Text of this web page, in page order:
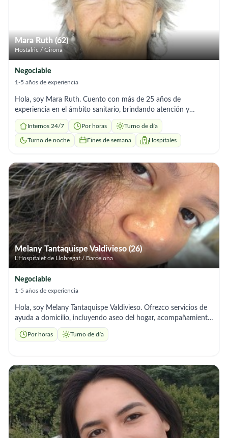
en todo momento..
Mara Ruth (62)
Hostalric / Girona
Negociable
1-5 años de experiencia
Hola, soy Mara Ruth. Cuento con más de 25 años de
experiencia en el ámbito sanitario, brindando atención y
cuidado a las personas. Ofrezco servicios de acompañamiento
a personas mayores, apoyo en el aseo personal, preparación de
comidas, tareas del hogar, paseos, compras y acompañamiento
de cada familia, con el compromiso de ofrecer un trato
humano, respetuoso y de calidad. 📍 Disponibilidad en Girona
y Barcelona. Incorporación inmediata.
Internos 24/7 Por horas Turno de día
Turno de noche Fines de semana Hospitales
Melany Tantaquispe Valdivieso (26)
L'Hospitalet de Llobregat / Barcelona
Negociable
1-5 años de experiencia
Hola, soy Melany Tantaquispe Valdivieso. Ofrezco servicios de
ayuda a domicilio, incluyendo aseo del hogar, acompañamiento,
apoyo en las tareas domésticas y preparación de comidas.
Actualmente estoy formándome en Atención Sociosanitaria a
calidad. Soy una persona responsable, organizada, amable y me
adapto a los horarios y necesidades de cada familia. Estaré
encantada de ayudarte y ofrecer un servicio de confianza.
Por horas Turno de día